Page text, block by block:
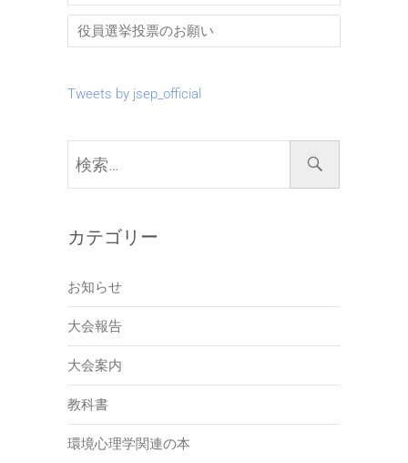
役員選挙投票のお願い
Tweets by jsep_official
索…
カテゴリー
お知らせ
大会報告
大会案内
教科書
環境心理学関連の本